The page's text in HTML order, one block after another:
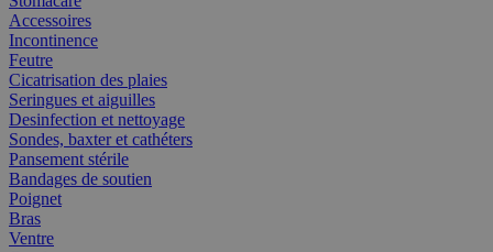
Accessoires
Incontinence
Feutre
Cicatrisation des plaies
Seringues et aiguilles
Desinfection et nettoyage
Sondes, baxter et cathéters
Pansement stérile
Bandages de soutien
Poignet
Bras
Ventre